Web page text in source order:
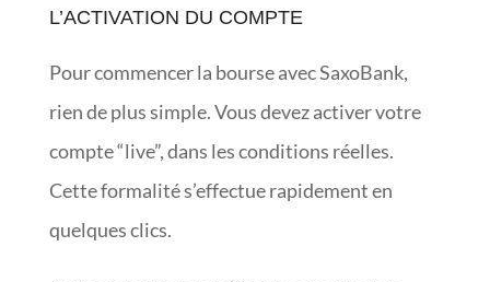
L’ACTIVATION DU COMPTE
Pour commencer la bourse avec SaxoBank,
rien de plus simple. Vous devez activer votre
compte “live”, dans les conditions réelles.
Cette formalité s’effectue rapidement en
quelques clics.